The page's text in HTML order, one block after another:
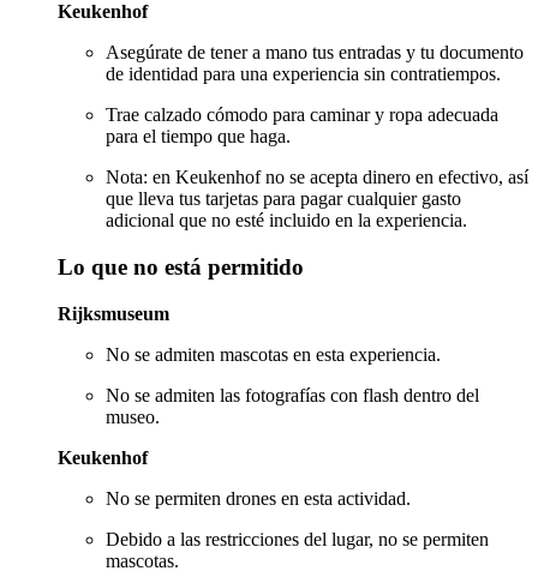
Keukenhof
Asegúrate de tener a mano tus entradas y tu documento
de identidad para una experiencia sin contratiempos.
Trae calzado cómodo para caminar y ropa adecuada
para el tiempo que haga.
Nota: en Keukenhof no se acepta dinero en efectivo, así
que lleva tus tarjetas para pagar cualquier gasto
adicional que no esté incluido en la experiencia.
Lo que no está permitido
Rijksmuseum
No se admiten mascotas en esta experiencia.
No se admiten las fotografías con flash dentro del
museo.
Keukenhof
No se permiten drones en esta actividad.
Debido a las restricciones del lugar, no se permiten
mascotas.